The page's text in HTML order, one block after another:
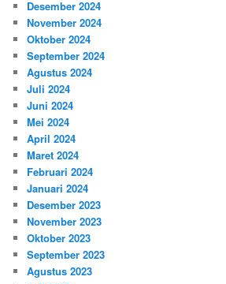
Desember 2024
November 2024
Oktober 2024
September 2024
Agustus 2024
Juli 2024
Juni 2024
Mei 2024
April 2024
Maret 2024
Februari 2024
Januari 2024
Desember 2023
November 2023
Oktober 2023
September 2023
Agustus 2023